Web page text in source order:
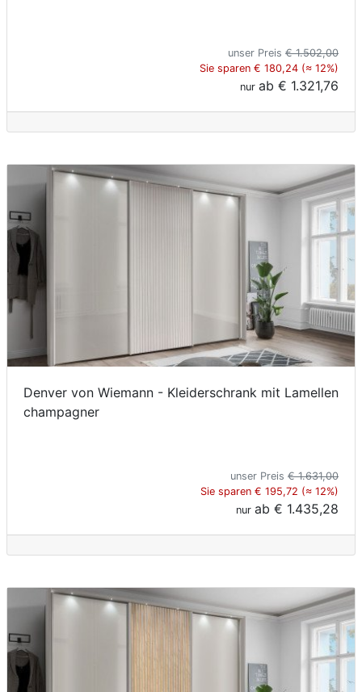
unser Preis € 1.502,00
Sie sparen € 180,24 (≈ 12%)
nur ab € 1.321,76
Denver von Wiemann - Kleiderschrank mit Lamellen
champagner
unser Preis € 1.631,00
Sie sparen € 195,72 (≈ 12%)
nur ab € 1.435,28